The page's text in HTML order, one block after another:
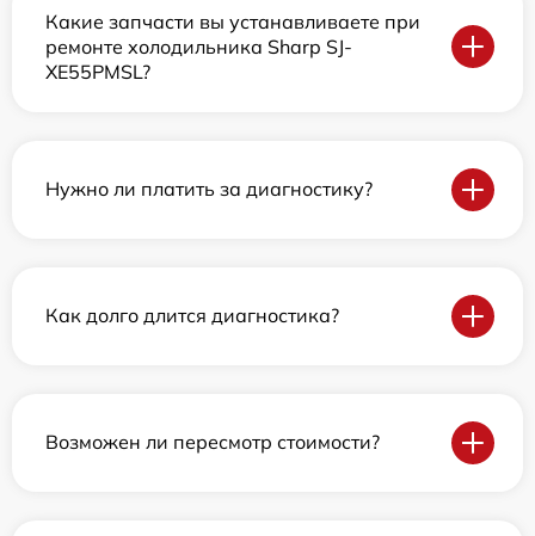
Какие запчасти вы устанавливаете при
ремонте холодильника Sharp SJ-
XE55PMSL?
Нужно ли платить за диагностику?
Как долго длится диагностика?
Возможен ли пересмотр стоимости?